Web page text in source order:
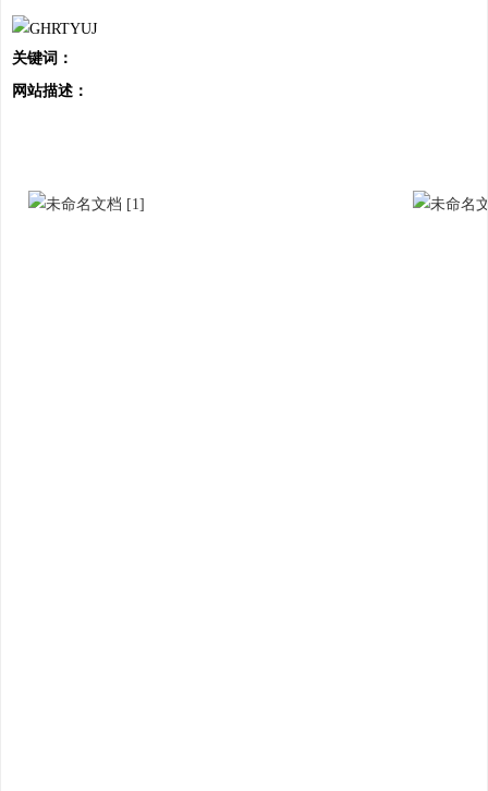
关键词：
网站描述：